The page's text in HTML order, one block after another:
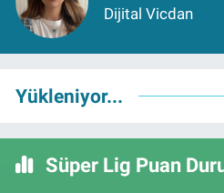
Dijital Vicdan
Yükleniyor...
Süper Lig Puan